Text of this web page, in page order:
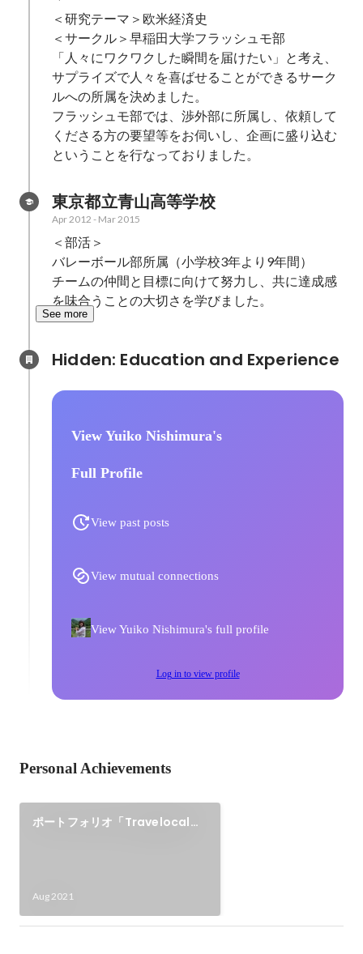
＜研究テーマ＞欧米経済史
＜サークル＞早稲田大学フラッシュモ部
「人々にワクワクした瞬間を届けたい」と考え、
サプライズで人々を喜ばせることができるサーク
ルへの所属を決めました。
フラッシュモ部では、渉外部に所属し、依頼して
くださる方の要望等をお伺いし、企画に盛り込む
ということを行なっておりました。
東京都立青山高等学校
Apr 2012 - Mar 2015
＜部活＞
バレーボール部所属（小学校3年より9年間）
チームの仲間と目標に向けて努力し、共に達成感
を味合うことの大切さを学びました。
See more
View Yuiko Nishimura's
Full Profile
View past posts
View mutual connections
View Yuiko Nishimura's full profile
Log in to view profile
Personal Achievements
ポートフォリオ「Travelocal」
Aug 2021